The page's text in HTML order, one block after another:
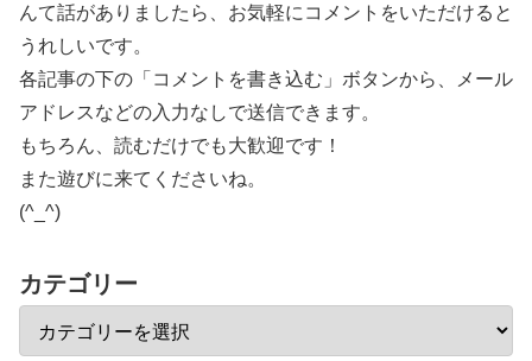
んて話がありましたら、お気軽にコメントをいただけると
うれしいです。
各記事の下の「コメントを書き込む」ボタンから、メール
アドレスなどの入力なしで送信できます。
もちろん、読むだけでも大歓迎です！
また遊びに来てくださいね。
(^_^)
カテゴリー